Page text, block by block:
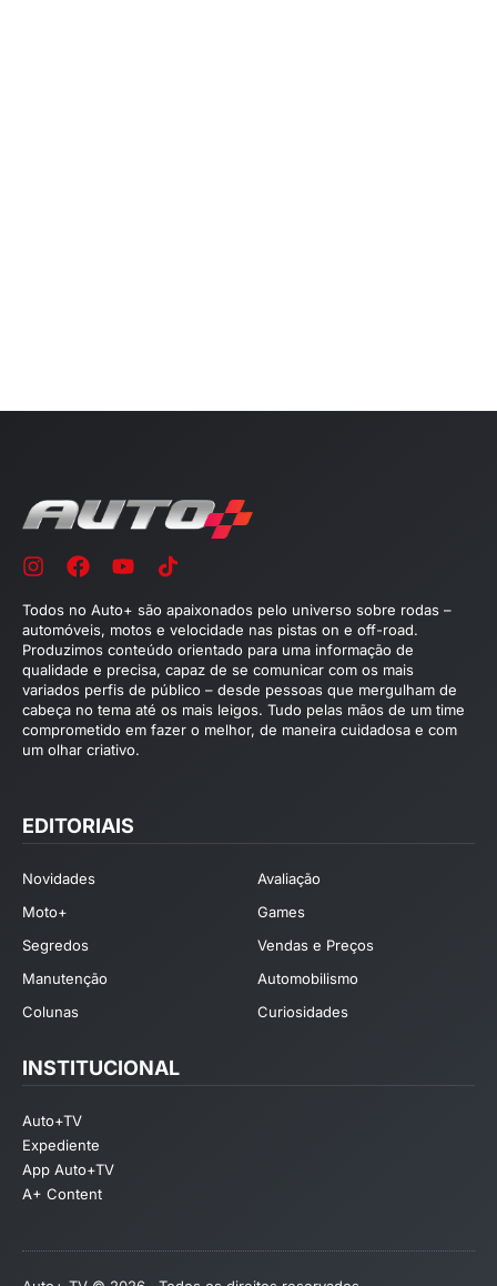
Todos no Auto+ são apaixonados pelo universo sobre rodas –
automóveis, motos e velocidade nas pistas on e off-road.
Produzimos conteúdo orientado para uma informação de
qualidade e precisa, capaz de se comunicar com os mais
variados perfis de público – desde pessoas que mergulham de
cabeça no tema até os mais leigos. Tudo pelas mãos de um time
comprometido em fazer o melhor, de maneira cuidadosa e com
um olhar criativo.
EDITORIAIS
Novidades
Avaliação
Moto+
Games
Segredos
Vendas e Preços
Manutenção
Automobilismo
Colunas
Curiosidades
INSTITUCIONAL
Auto+TV
Expediente
App Auto+TV
A+ Content